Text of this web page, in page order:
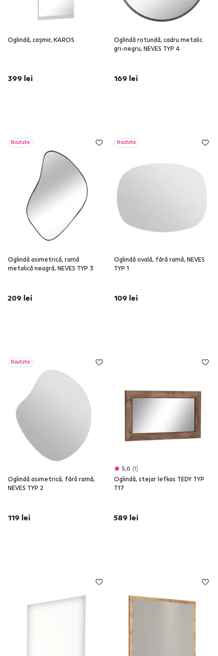
Oglindă, caşmir, KAROS
399 lei
Oglindă rotundă, cadru metalic
gri-negru, NEVES TYP 4
169 lei
Noutate
Oglindă asimetrică, ramă
metalică neagră, NEVES TYP 3
209 lei
Noutate
Oglindă ovală, fără ramă, NEVES
TYP 1
109 lei
Noutate
Oglindă asimetrică, fără ramă,
NEVES TYP 2
119 lei
5,0 1
Oglindă, stejar lefkas TEDY TYP
T17
589 lei